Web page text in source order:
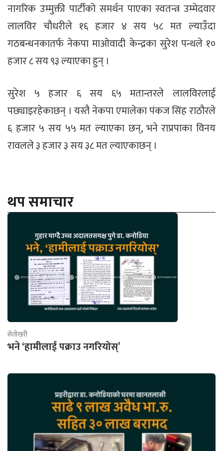
नागरिक उम्मुक्ती पार्टीको समर्थन पाएका स्वतन्त्र उम्मेदवार
लालविर चौधरीले १६ हजार ४ सय ५८ मत ल्याउँदा
गठबन्धनकातर्फ नेकपा माओवादी केन्द्रका सुरेश पन्थले १०
हजार ८ सय ९३ ल्याएका हुन् ।
सुरेश ५ हजार ६ सय ६५ मतान्तरले लालविरलाई
पछ्याइरहेकाछन् । यस्तै नेकपा एमालेका पंकज सिंह राठौरले
६ हजार ५ सय ५५ मत ल्याएका छन्, भने राप्रपाका विनय
रावलले ३ हजार ३ सय ३८ मत ल्याएकाछन् ।
थप समाचार
सेतोखरी
भने ‘हामीलाई पक्राउ नगरियोस्’